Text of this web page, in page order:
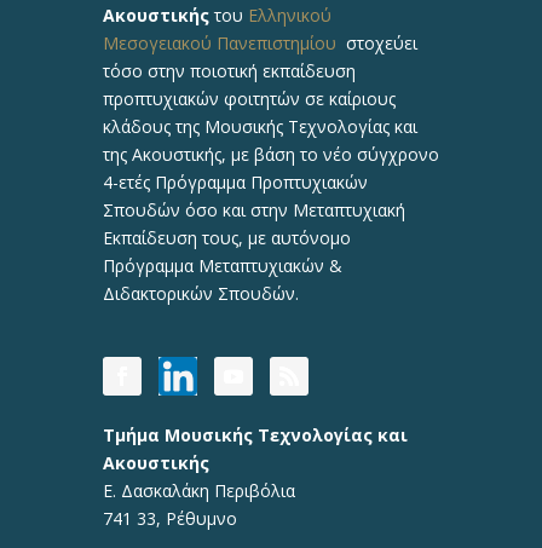
Ακουστικήςτου Ελληνικού
Μεσογειακού Πανεπιστημίου στοχεύει
τόσο στην ποιοτική εκπαίδευση
προπτυχιακών φοιτητών σε καίριους
κλάδους της Μουσικής Τεχνολογίας και
της Ακουστικής, με βάση το νέο σύγχρονο
4-ετές Πρόγραμμα Προπτυχιακών
Σπουδών όσο και στην Μεταπτυχιακή
Εκπαίδευση τους, με αυτόνομο
Πρόγραμμα Μεταπτυχιακών &
Διδακτορικών Σπουδών.
Τμήμα Μουσικής Τεχνολογίας και
Ακουστικής
Ε. Δασκαλάκη Περιβόλια
741 33, Ρέθυμνο